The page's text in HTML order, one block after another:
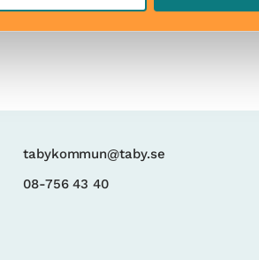
tabykommun@taby.se
08-756 43 40